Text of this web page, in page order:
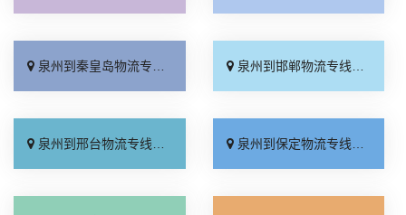
泉州到秦皇岛物流专线_损坏理赔「专线直达」 泉州到邯郸物流专线_资质齐全「专业调车」
泉州到邢台物流专线_运保时效「多少一方」 泉州到保定物流专线_准时准点「门到门接送」